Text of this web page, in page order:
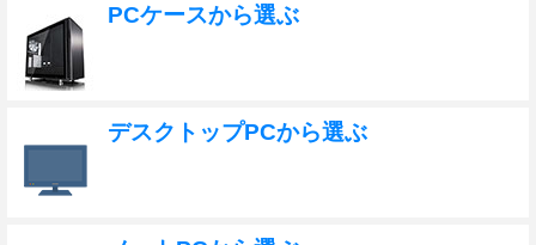
PCケースから選ぶ
デスクトップPCから選ぶ